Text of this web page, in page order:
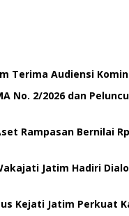
Terima Audiensi
No. 2/2026 dan
Rampasan Bernilai
Jatim Hadiri
Kejati Jatim Perkuat